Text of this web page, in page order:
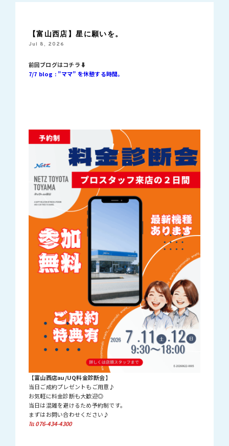
【富山西店】星に願いを。
Jul 8, 2026
前回ブログはコチラ⬇︎
7/7 blog : ”ママ” を休憩する時間。
【富山西店au/UQ料金診断会】
当日ご成約プレゼントもご用意♪
お気軽に料金診断も大歓迎◎
当日は混雑を避けるため予約制です。
まずはお問い合わせください♪
℡ 076-434-4300